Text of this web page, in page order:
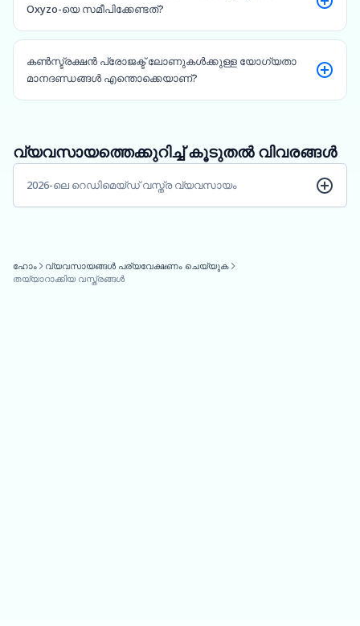
Oxyzo-യെ സമീപിക്കേണ്ടത്?
കൺസ്ട്രക്ഷൻ പ്രോജക്ട് ലോണുകൾക്കുള്ള യോഗ്യതാ
മാനദണ്ഡങ്ങൾ എന്തൊക്കെയാണ്?
വ്യവസായത്തെക്കുറിച്ച് കൂടുതൽ വിവരങ്ങൾ
2026-ലെ റെഡിമെയ്ഡ് വസ്ത്ര വ്യവസായം
ഹോം
വ്യവസായങ്ങൾ പര്യവേക്ഷണം ചെയ്യുക
തയ്യാറാക്കിയ വസ്ത്രങ്ങൾ